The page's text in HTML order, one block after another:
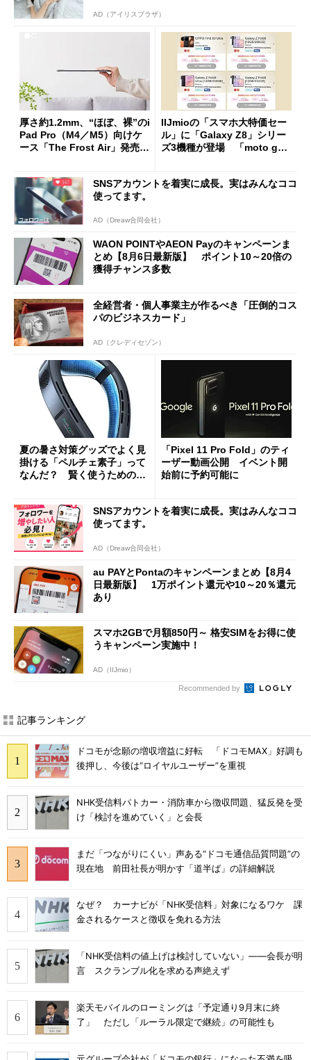
AD（アイリスプラザ）
厚さ約1.2mm、“ほぼ、裸”のi
Pad Pro（M4／M5）向けケ
ース「The Frost Air」発売
IIJmioの「スマホ大特価セー
ル」に「Galaxy Z8」シリー
ズ3機種が登場 「moto g37
SNSアカウントを着実に成長。実はみんなココ
使ってます。
AD（Dreaw合同会社）
WAON POINTやAEON Payのキャンペーンま
とめ【8月6日最新版】 ポイント10～20倍の
獲得チャンス多数
全経営者・個人事業主が作るべき「圧倒的コス
パのビジネスカード」
AD（クレディセゾン）
夏の暑さ対策グッズでよく見
掛ける「ペルチェ素子」って
なんだ？ 賢く使うための注
「Pixel 11 Pro Fold」のティ
ーザー動画公開 イベント開
始前に予約可能に
SNSアカウントを着実に成長。実はみんなココ
使ってます。
AD（Dreaw合同会社）
au PAYとPontaのキャンペーンまとめ【8月4
日最新版】 1万ポイント還元や10～20％還元
あり
スマホ2GBで月額850円～ 格安SIMをお得に使
うキャンペーン実施中！
AD（IIJmio）
Recommended by
記事ランキング
ドコモが念願の増収増益に好転 「ドコモMAX」好調も
後押し、今後は“ロイヤルユーザー”を重視
NHK受信料パトカー・消防車から徴収問題、猛反発を受
け「検討を進めていく」と会長
まだ「つながりにくい」声ある“ドコモ通信品質問題”の
現在地 前田社長が明かす「道半ば」の詳細解説
なぜ？ カーナビが「NHK受信料」対象になるワケ 課
金されるケースと徴収を免れる方法
「NHK受信料の値上げは検討していない」――会長が明
言 スクランブル化を求める声絶えず
楽天モバイルのローミングは「予定通り9月末に終
了」 ただし「ルーラル限定で継続」の可能性も